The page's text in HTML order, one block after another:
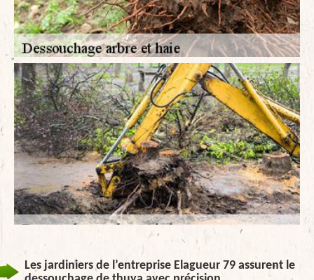
Les jardiniers de l’entreprise Elagueur 79 assurent le